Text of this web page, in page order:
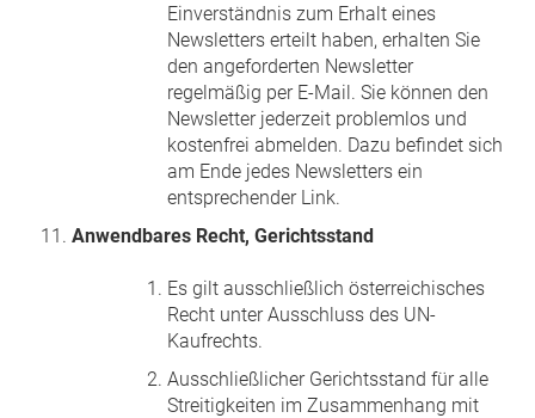
Einverständnis zum Erhalt eines
Newsletters erteilt haben, erhalten Sie
den angeforderten Newsletter
regelmäßig per E-Mail. Sie können den
Newsletter jederzeit problemlos und
kostenfrei abmelden. Dazu befindet sich
am Ende jedes Newsletters ein
entsprechender Link.
Anwendbares Recht, Gerichtsstand
Es gilt ausschließlich österreichisches
Recht unter Ausschluss des UN-
Kaufrechts.
Ausschließlicher Gerichtsstand für alle
Streitigkeiten im Zusammenhang mit